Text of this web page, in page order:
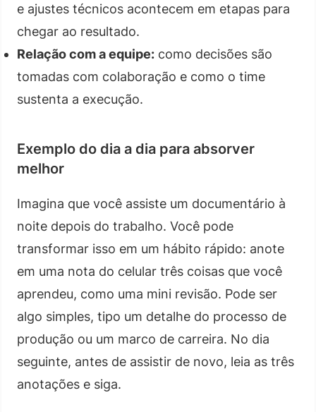
e ajustes técnicos acontecem em etapas para
chegar ao resultado.
Relação com a equipe: como decisões são
tomadas com colaboração e como o time
sustenta a execução.
Exemplo do dia a dia para absorver
melhor
Imagina que você assiste um documentário à
noite depois do trabalho. Você pode
transformar isso em um hábito rápido: anote
em uma nota do celular três coisas que você
aprendeu, como uma mini revisão. Pode ser
algo simples, tipo um detalhe do processo de
produção ou um marco de carreira. No dia
seguinte, antes de assistir de novo, leia as três
anotações e siga.